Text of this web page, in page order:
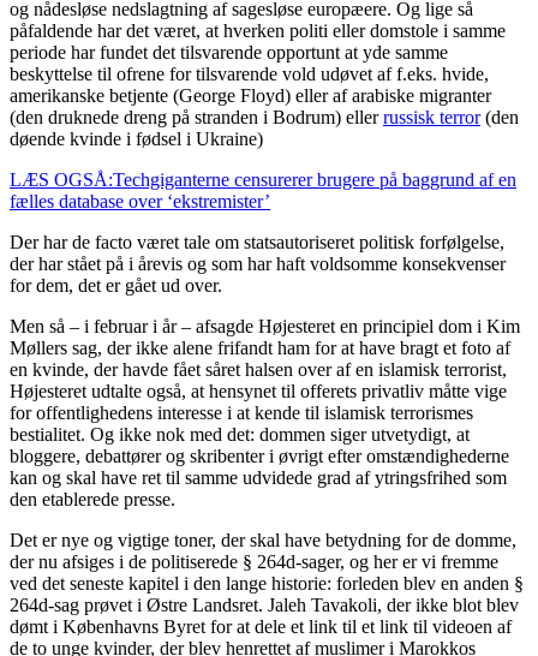
og nådesløse nedslagtning af sagesløse europæere. Og lige så
påfaldende har det været, at hverken politi eller domstole i samme
periode har fundet det tilsvarende opportunt at yde samme
beskyttelse til ofrene for tilsvarende vold udøvet af f.eks. hvide,
amerikanske betjente (George Floyd) eller af arabiske migranter
(den druknede dreng på stranden i Bodrum) ellerrussisk terror(den
døende kvinde i fødsel i Ukraine)
LÆS OGSÅ:Techgiganterne censurerer brugere på baggrund af en
fælles database over ‘ekstremister’
Der har de facto været tale om statsautoriseret politisk forfølgelse,
der har stået på i årevis og som har haft voldsomme konsekvenser
for dem, det er gået ud over.
Men så – i februar i år – afsagde Højesteret en principiel dom i Kim
Møllers sag, der ikke alene frifandt ham for at have bragt et foto af
en kvinde, der havde fået såret halsen over af en islamisk terrorist,
Højesteret udtalte også, at hensynet til offerets privatliv måtte vige
for offentlighedens interesse i at kende til islamisk terrorismes
bestialitet. Og ikke nok med det: dommen siger utvetydigt, at
bloggere, debattører og skribenter i øvrigt efter omstændighederne
kan og skal have ret til samme udvidede grad af ytringsfrihed som
den etablerede presse.
Det er nye og vigtige toner, der skal have betydning for de domme,
der nu afsiges i de politiserede § 264d-sager, og her er vi fremme
ved det seneste kapitel i den lange historie: forleden blev en anden §
264d-sag prøvet i Østre Landsret. Jaleh Tavakoli, der ikke blot blev
dømt i Københavns Byret for at dele et link til et link til videoen af
de to unge kvinder, der blev henrettet af muslimer i Marokkos